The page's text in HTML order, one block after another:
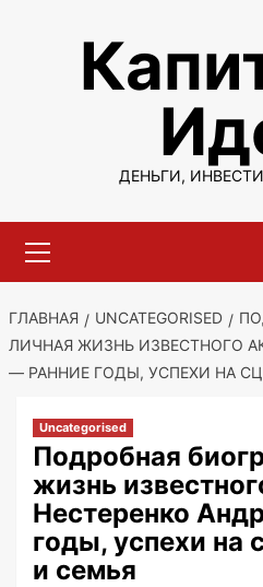
содержимому
ДЕНЬГИ,
меню
ГЛАВНАЯ UNCATEGORISED
ЛИЧНАЯ ЖИЗНЬ ИЗВЕСТНОГО
— РАННИЕ ГОДЫ, УСПЕХИ НА
Uncategorised
Подробная
жизнь
Нестеренко
годы, успехи на
и семья